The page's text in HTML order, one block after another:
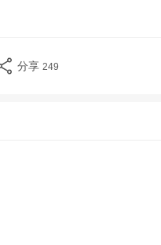
分享 249